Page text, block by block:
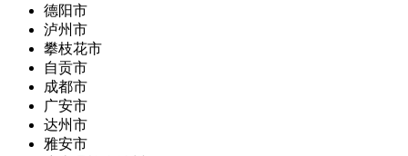
德阳市
泸州市
攀枝花市
自贡市
成都市
广安市
达州市
雅安市